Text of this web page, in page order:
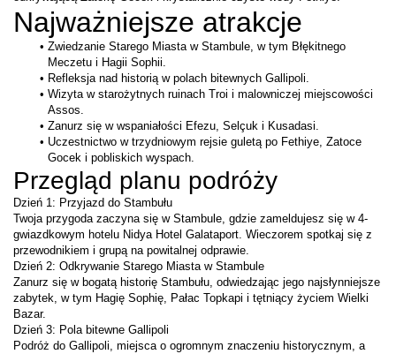
Najważniejsze atrakcje
Zwiedzanie Starego Miasta w Stambule, w tym Błękitnego
Meczetu i Hagii Sophii.
Refleksja nad historią w polach bitewnych Gallipoli.
Wizyta w starożytnych ruinach Troi i malowniczej miejscowości
Assos.
Zanurz się w wspaniałości Efezu, Selçuk i Kusadasi.
Uczestnictwo w trzydniowym rejsie guletą po Fethiye, Zatoce
Gocek i pobliskich wyspach.
Przegląd planu podróży
Dzień 1: Przyjazd do Stambułu
Twoja przygoda zaczyna się w Stambule, gdzie zameldujesz się w 4-
gwiazdkowym hotelu Nidya Hotel Galataport. Wieczorem spotkaj się z
przewodnikiem i grupą na powitalnej odprawie.
Dzień 2: Odkrywanie Starego Miasta w Stambule
Zanurz się w bogatą historię Stambułu, odwiedzając jego najsłynniejsze
zabytek, w tym Hagię Sophię, Pałac Topkapi i tętniący życiem Wielki
Bazar.
Dzień 3: Pola bitewne Gallipoli
Podróż do Gallipoli, miejsca o ogromnym znaczeniu historycznym, a